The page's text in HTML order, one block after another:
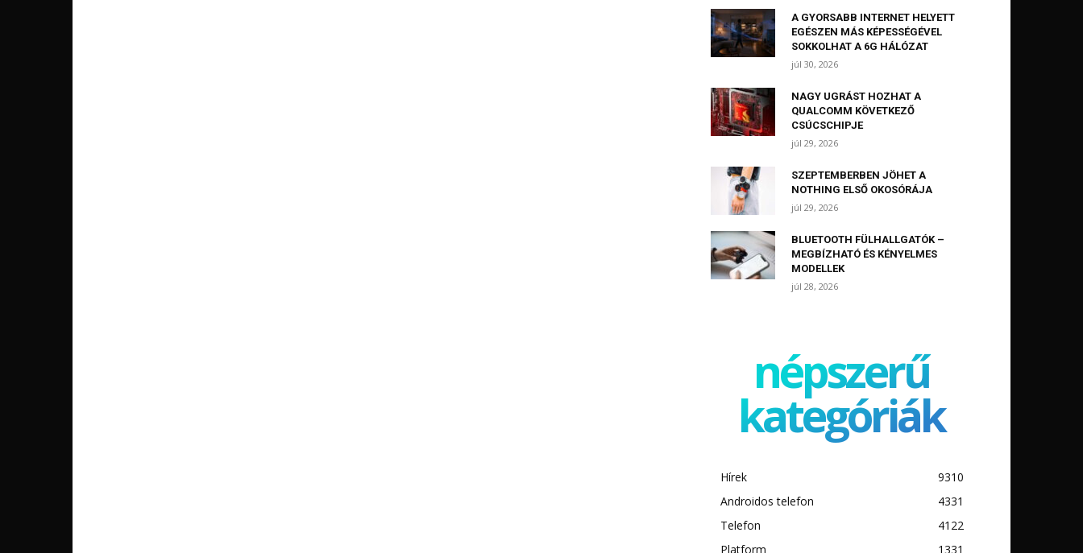
A GYORSABB INTERNET HELYETT
EGÉSZEN MÁS KÉPESSÉGÉVEL
SOKKOLHAT A 6G HÁLÓZAT
júl 30, 2026
NAGY UGRÁST HOZHAT A
QUALCOMM KÖVETKEZŐ
CSÚCSCHIPJE
júl 29, 2026
SZEPTEMBERBEN JÖHET A
NOTHING ELSŐ OKOSÓRÁJA
júl 29, 2026
BLUETOOTH FÜLHALLGATÓK –
MEGBÍZHATÓ ÉS KÉNYELMES
MODELLEK
júl 28, 2026
népszerű
kategóriák
Hírek
9310
Androidos telefon
4331
Telefon
4122
Platform
1331